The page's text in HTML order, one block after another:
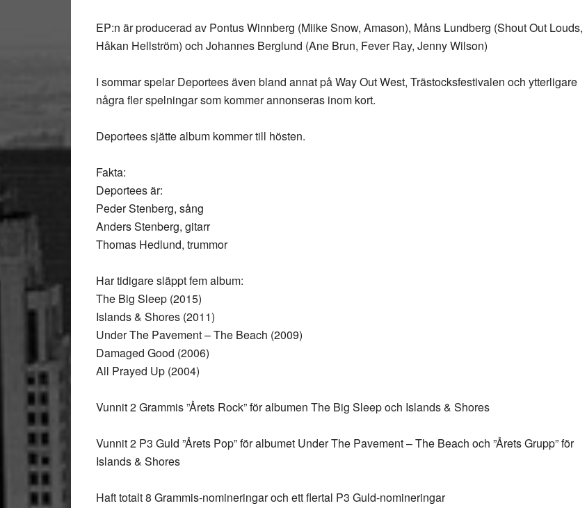
EP:n är producerad av Pontus Winnberg (Miike Snow, Amason), Måns Lundberg (Shout Out Louds,
Håkan Hellström) och Johannes Berglund (Ane Brun, Fever Ray, Jenny Wilson)
I sommar spelar Deportees även bland annat på Way Out West, Trästocksfestivalen och ytterligare
några fler spelningar som kommer annonseras inom kort.
Deportees sjätte album kommer till hösten.
Fakta:
Deportees är:
Peder Stenberg, sång
Anders Stenberg, gitarr
Thomas Hedlund, trummor
Har tidigare släppt fem album:
The Big Sleep (2015)
Islands & Shores (2011)
Under The Pavement – The Beach (2009)
Damaged Good (2006)
All Prayed Up (2004)
Vunnit 2 Grammis ”Årets Rock” för albumen The Big Sleep och Islands & Shores
Vunnit 2 P3 Guld ”Årets Pop” för albumet Under The Pavement – The Beach och ”Årets Grupp” för
Islands & Shores
Haft totalt 8 Grammis-nomineringar och ett flertal P3 Guld-nomineringar